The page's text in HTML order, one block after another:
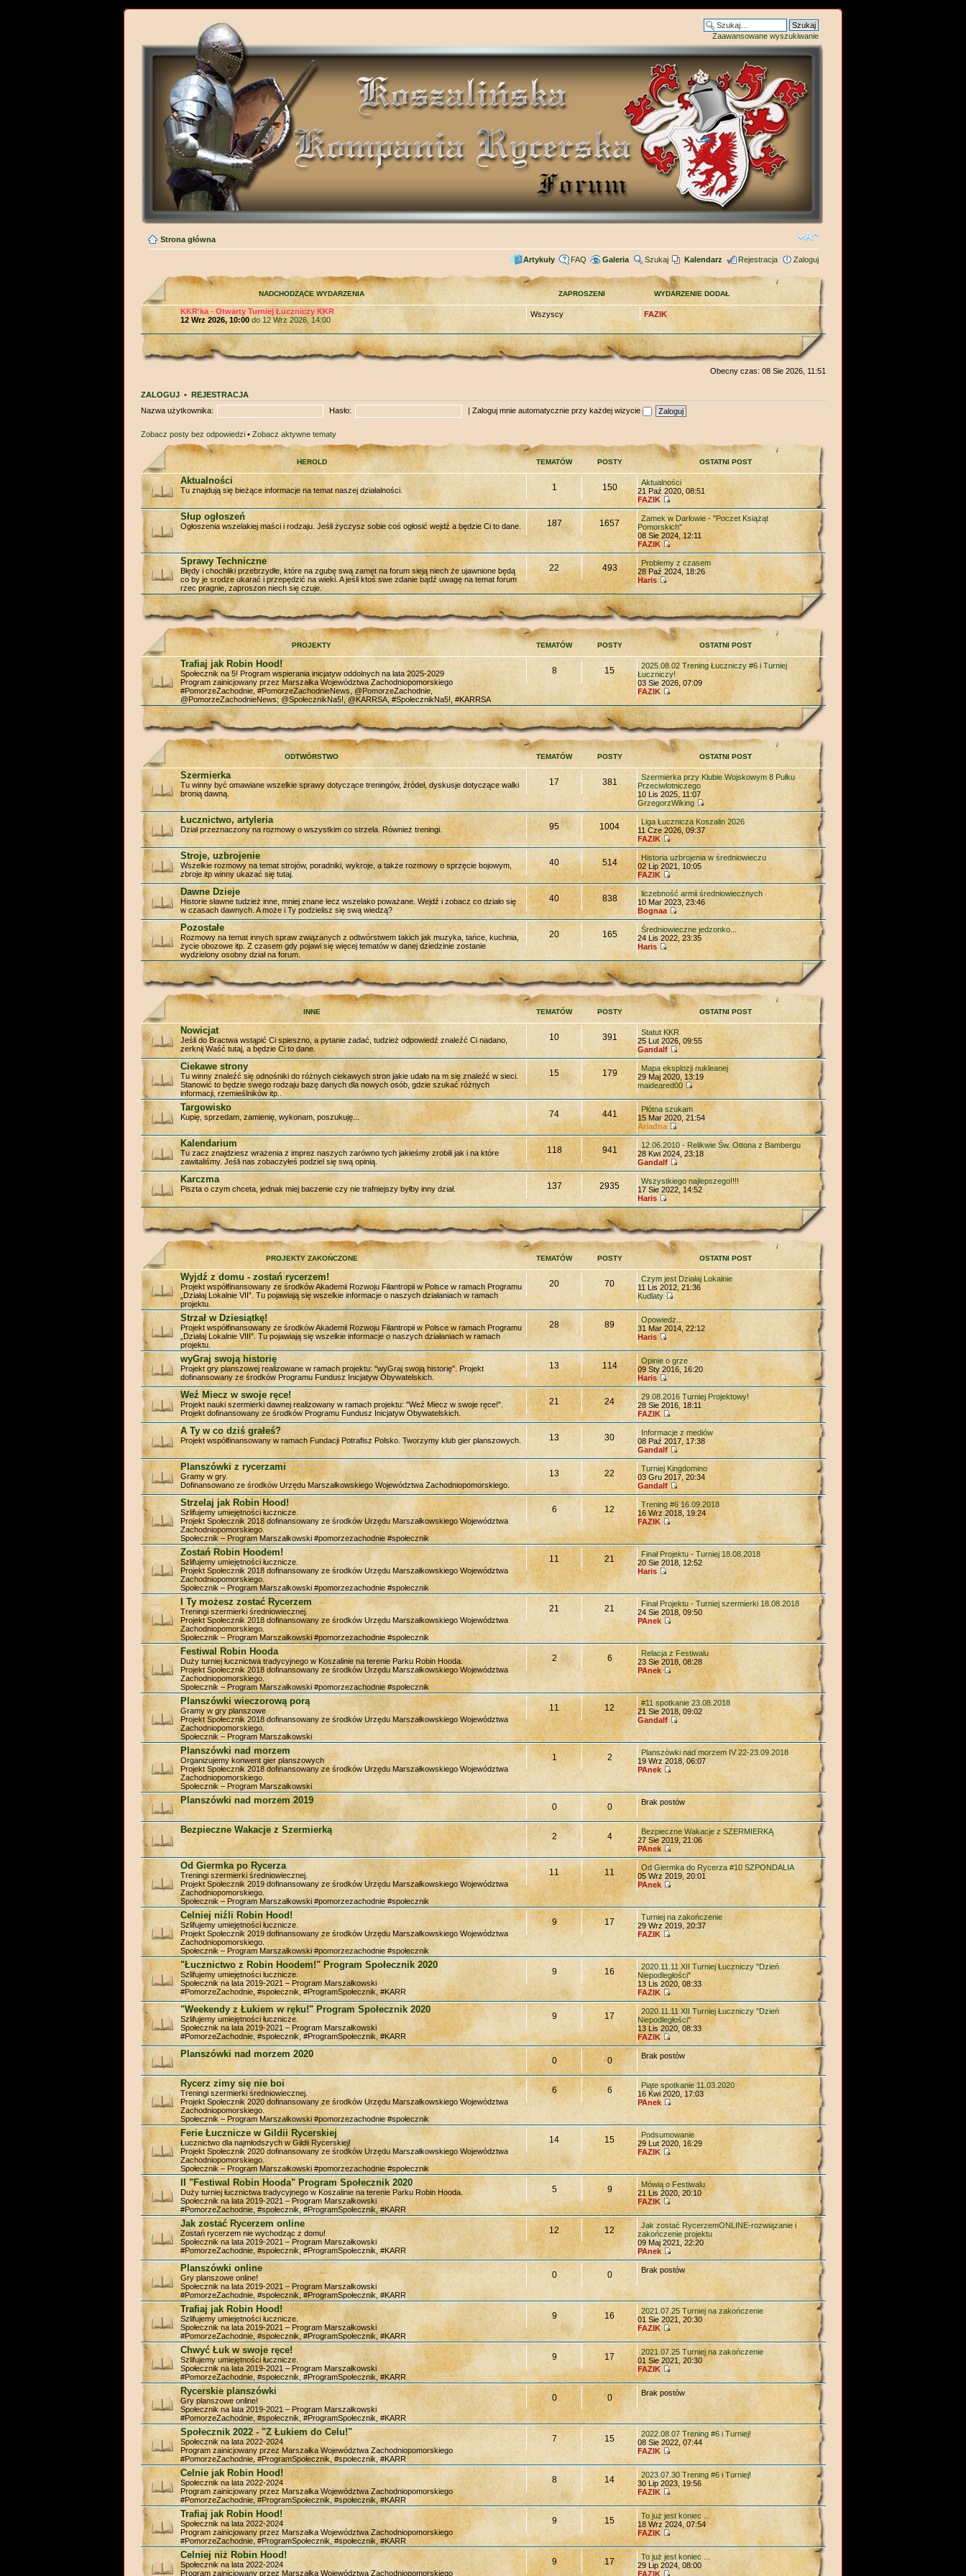
Zaawansowane wyszukiwanie
Strona główna
Artykuły FAQ Galeria Szukaj Kalendarz Rejestracja Zaloguj
NADCHODZĄCE WYDARZENIA ZAPROSZENI WYDARZENIE DODAŁ
KKR'ka - Otwarty Turniej Łuczniczy KKR
12 Wrz 2026, 10:00do 12 Wrz 2026, 14:00
Wszyscy FAZIK
Obecny czas: 08 Sie 2026, 11:51
ZALOGUJ• REJESTRACJA
Nazwa użytkownika:
Hasło: |Zaloguj mnie automatycznie przy każdej wizycie
Zobacz posty bez odpowiedzi• Zobacz aktywne tematy
HEROLD TEMATÓW POSTY OSTATNI POST
Aktualności
Tu znajdują się bieżące informacje na temat naszej działalności. 1 150
Aktualności
21 Paź 2020, 08:51
FAZIK
Słup ogłoszeń
Ogłoszenia wszelakiej maści i rodzaju. Jeśli życzysz sobie coś ogłosić wejdź a będzie Ci to dane. 187 1657
Zamek w Darłowie - "Poczet Książąt
Pomorskich"
08 Sie 2024, 12:11
FAZIK
Sprawy Techniczne
Błędy i chochliki przebrzydłe, które na zgubę swą zamęt na forum sieją niech że ujawnione będą
co by je srodze ukarać i przepędzić na wieki. A jeśli ktoś swe zdanie bądź uwagę na temat forum
rzec pragnie, zaproszon niech się czuje.
22 493
Problemy z czasem
28 Paź 2024, 18:26
Haris
PROJEKTY TEMATÓW POSTY OSTATNI POST
Trafiaj jak Robin Hood!
Społecznik na 5! Program wspierania inicjatyw oddolnych na lata 2025-2029
Program zainicjowany przez Marszałka Województwa Zachodniopomorskiego
#PomorzeZachodnie, #PomorzeZachodnieNews, @PomorzeZachodnie,
@PomorzeZachodnieNews; @SpołecznikNa5!, @KARRSA, #SpołecznikNa5!, #KARRSA
8 15
2025.08.02 Trening Łuczniczy #6 i Turniej
Łuczniczy!
03 Sie 2026, 07:09
FAZIK
ODTWÓRSTWO TEMATÓW POSTY OSTATNI POST
Szermierka
Tu winny być omawiane wszelkie sprawy dotyczące treningów, źródeł, dyskusje dotyczące walki
bronią dawną.
17 381
Szermierka przy Klubie Wojskowym 8 Pułku
Przeciwlotniczego
10 Lis 2025, 11:07
GrzegorzWiking
Łucznictwo, artyleria
Dział przeznaczony na rozmowy o wszystkim co strzela. Również treningi. 95 1004
Liga Łucznicza Koszalin 2026
11 Cze 2026, 09:37
FAZIK
Stroje, uzbrojenie
Wszelkie rozmowy na temat strojów, poradniki, wykroje, a także rozmowy o sprzęcie bojowym,
zbroje itp winny ukazać się tutaj.
40 514
Historia uzbrojenia w średniowieczu
02 Lip 2021, 10:05
FAZIK
Dawne Dzieje
Historie sławne tudzież inne, mniej znane lecz wszelako poważane. Wejdź i zobacz co działo się
w czasach dawnych. A może i Ty podzielisz się swą wiedzą?
40 838
liczebność armii średniowiecznych
10 Mar 2023, 23:46
Bognaa
Pozostałe
Rozmowy na temat innych spraw związanych z odtwórstwem takich jak muzyka, tańce, kuchnia,
życie obozowe itp. Z czasem gdy pojawi się więcej tematów w danej dziedzinie zostanie
wydzielony osobny dział na forum.
20 165
Średniowieczne jedzonko...
24 Lis 2022, 23:35
Haris
INNE TEMATÓW POSTY OSTATNI POST
Nowicjat
Jeśli do Bractwa wstąpić Ci spieszno, a pytanie zadać, tudzież odpowiedź znaleźć Ci nadano,
zerknij Waść tutaj, a będzie Ci to dane.
10 391
Statut KKR
25 Lut 2026, 09:55
Gandalf
Ciekawe strony
Tu winny znaleźć się odnośniki do różnych ciekawych stron jakie udało na m się znaleźć w sieci.
Stanowić to będzie swego rodzaju bazę danych dla nowych osób, gdzie szukać różnych
informacji, rzemieślników itp..
15 179
Mapa eksplozji nukleanej
29 Maj 2020, 13:19
maideared00
Targowisko
Kupię, sprzedam, zamienię, wykonam, poszukuję... 74 441
Płótna szukam
15 Mar 2020, 21:54
Ariadna
Kalendarium
Tu zacz znajdziesz wrażenia z imprez naszych zarówno tych jakieśmy zrobili jak i na które
zawitaliśmy. Jeśli nas zobaczyłeś podziel się swą opinią.
118 941
12.06.2010 - Relikwie Św. Ottona z Bambergu
28 Kwi 2024, 23:18
Gandalf
Karczma
Piszta o czym chceta, jednak miej baczenie czy nie trafniejszy byłby inny dział. 137 2935
Wszystkiego najlepszego!!!!
17 Sie 2022, 14:52
Haris
PROJEKTY ZAKOŃCZONE TEMATÓW POSTY OSTATNI POST
Wyjdź z domu - zostań rycerzem!
Projekt współfinansowany ze środków Akademii Rozwoju Filantropii w Polsce w ramach Programu
„Działaj Lokalnie VII”. Tu pojawiają się wszelkie informacje o naszych działaniach w ramach
projektu.
20 70
Czym jest Działaj Lokalnie
11 Lis 2012, 21:36
Kudlaty
Strzał w Dziesiątkę!
Projekt współfinansowany ze środków Akademii Rozwoju Filantropii w Polsce w ramach Programu
„Działaj Lokalnie VIII”. Tu pojawiają się wszelkie informacje o naszych działaniach w ramach
projektu.
28 89
Opowiedz...
31 Mar 2014, 22:12
Haris
wyGraj swoją historię
Projekt gry planszowej realizowane w ramach projektu: "wyGraj swoją historię". Projekt
dofinansowany ze środków Programu Fundusz Inicjatyw Obywatelskich.
13 114
Opinie o grze
09 Sty 2016, 16:20
Haris
Weź Miecz w swoje ręce!
Projekt nauki szermierki dawnej realizowany w ramach projektu: "Weź Miecz w swoje ręce!".
Projekt dofinansowany ze środków Programu Fundusz Inicjatyw Obywatelskich.
21 24
29.08.2016 Turniej Projektowy!
28 Sie 2016, 18:11
FAZIK
A Ty w co dziś grałeś?
Projekt współfinansowany w ramach Fundacji Potrafisz Polsko. Tworzymy klub gier planszowych. 13 30
Informacje z mediów
08 Paź 2017, 17:38
Gandalf
Planszówki z rycerzami
Gramy w gry.
Dofinansowano ze środków Urzędu Marszałkowskiego Województwa Zachodniopomorskiego.
13 22
Turniej Kingdomino
03 Gru 2017, 20:34
Gandalf
Strzelaj jak Robin Hood!
Szlifujemy umiejętności łucznicze.
Projekt Społecznik 2018 dofinansowany ze środków Urzędu Marszałkowskiego Województwa
Zachodniopomorskiego.
Społecznik – Program Marszałkowski #pomorzezachodnie #społecznik
6 12
Trening #6 16.09.2018
16 Wrz 2018, 19:24
FAZIK
Zostań Robin Hoodem!
Szlifujemy umiejętności łucznicze.
Projekt Społecznik 2018 dofinansowany ze środków Urzędu Marszałkowskiego Województwa
Zachodniopomorskiego.
Społecznik – Program Marszałkowski #pomorzezachodnie #społecznik
11 21
Finał Projektu - Turniej 18.08.2018
20 Sie 2018, 12:52
Haris
I Ty możesz zostać Rycerzem
Treningi szermierki średniowiecznej.
Projekt Społecznik 2018 dofinansowany ze środków Urzędu Marszałkowskiego Województwa
Zachodniopomorskiego.
Społecznik – Program Marszałkowski #pomorzezachodnie #społecznik
21 21
Finał Projektu - Turniej szermierki 18.08.2018
24 Sie 2018, 09:50
PAnek
Festiwal Robin Hooda
Duży turniej łucznictwa tradycyjnego w Koszalinie na terenie Parku Robin Hooda.
Projekt Społecznik 2018 dofinansowany ze środków Urzędu Marszałkowskiego Województwa
Zachodniopomorskiego.
Społecznik – Program Marszałkowski #pomorzezachodnie #społecznik
2 6
Relacja z Festiwalu
23 Sie 2018, 08:28
PAnek
Planszówki wieczorową porą
Gramy w gry planszowe
Projekt Społecznik 2018 dofinansowany ze środków Urzędu Marszałkowskiego Województwa
Zachodniopomorskiego.
Społecznik – Program Marszałkowski
11 12
#11 spotkanie 23.08.2018
21 Sie 2018, 09:02
Gandalf
Planszówki nad morzem
Organizujemy konwent gier planszowych
Projekt Społecznik 2018 dofinansowany ze środków Urzędu Marszałkowskiego Województwa
Zachodniopomorskiego.
Społecznik – Program Marszałkowski
1 2
Planszówki nad morzem IV 22-23.09.2018
19 Wrz 2018, 06:07
PAnek
Planszówki nad morzem 2019
0 0 Brak postów
Bezpieczne Wakacje z Szermierką
2 4
Bezpieczne Wakacje z SZERMIERKĄ
27 Sie 2019, 21:06
PAnek
Od Giermka po Rycerza
Treningi szermierki średniowiecznej.
Projekt Społecznik 2019 dofinansowany ze środków Urzędu Marszałkowskiego Województwa
Zachodniopomorskiego.
Społecznik – Program Marszałkowski #pomorzezachodnie #społecznik
11 11
Od Giermka do Rycerza #10 SZPONDALIA
05 Wrz 2019, 20:01
PAnek
Celniej niźli Robin Hood!
Szlifujemy umiejętności łucznicze.
Projekt Społecznik 2019 dofinansowany ze środków Urzędu Marszałkowskiego Województwa
Zachodniopomorskiego.
Społecznik – Program Marszałkowski #pomorzezachodnie #społecznik
9 17
Turniej na zakończenie
29 Wrz 2019, 20:37
FAZIK
"Łucznictwo z Robin Hoodem!" Program Społecznik 2020
Szlifujemy umiejętności łucznicze.
Społecznik na lata 2019-2021 – Program Marszałkowski
#PomorzeZachodnie, #społecznik, #ProgramSpołecznik, #KARR
9 16
2020.11.11 XII Turniej Łuczniczy "Dzień
Niepodległości"
13 Lis 2020, 08:33
FAZIK
"Weekendy z Łukiem w ręku!" Program Społecznik 2020
Szlifujemy umiejętności łucznicze.
Społecznik na lata 2019-2021 – Program Marszałkowski
#PomorzeZachodnie, #społecznik, #ProgramSpołecznik, #KARR
9 17
2020.11.11 XII Turniej Łuczniczy "Dzień
Niepodległości"
13 Lis 2020, 08:33
FAZIK
Planszówki nad morzem 2020
0 0 Brak postów
Rycerz zimy się nie boi
Treningi szermierki średniowiecznej.
Projekt Społecznik 2020 dofinansowany ze środków Urzędu Marszałkowskiego Województwa
Zachodniopomorskiego.
Społecznik – Program Marszałkowski #pomorzezachodnie #społecznik
6 6
Piąte spotkanie 11.03.2020
16 Kwi 2020, 17:03
PAnek
Ferie Łucznicze w Gildii Rycerskiej
Łucznictwo dla najmłodszych w Gildii Rycerskiej!
Projekt Społecznik 2020 dofinansowany ze środków Urzędu Marszałkowskiego Województwa
Zachodniopomorskiego.
Społecznik – Program Marszałkowski #pomorzezachodnie #społecznik
14 15
Podsumowanie
29 Lut 2020, 16:29
FAZIK
II "Festiwal Robin Hooda" Program Społecznik 2020
Duży turniej łucznictwa tradycyjnego w Koszalinie na terenie Parku Robin Hooda.
Społecznik na lata 2019-2021 – Program Marszałkowski
#PomorzeZachodnie, #społecznik, #ProgramSpołecznik, #KARR
5 9
Mówią o Festiwalu
21 Lis 2020, 20:10
FAZIK
Jak zostać Rycerzem online
Zostań rycerzem nie wychodząc z domu!
Społecznik na lata 2019-2021 – Program Marszałkowski
#PomorzeZachodnie, #społecznik, #ProgramSpołecznik, #KARR
12 12
Jak zostać RycerzemONLINE-rozwiązanie i
zakończenie projektu
09 Maj 2021, 22:20
PAnek
Planszówki online
Gry planszowe online!
Społecznik na lata 2019-2021 – Program Marszałkowski
#PomorzeZachodnie, #społecznik, #ProgramSpołecznik, #KARR
0 0 Brak postów
Trafiaj jak Robin Hood!
Szlifujemy umiejętności łucznicze.
Społecznik na lata 2019-2021 – Program Marszałkowski
#PomorzeZachodnie, #społecznik, #ProgramSpołecznik, #KARR
9 16
2021.07.25 Turniej na zakończenie
01 Sie 2021, 20:30
FAZIK
Chwyć Łuk w swoje ręce!
Szlifujemy umiejętności łucznicze.
Społecznik na lata 2019-2021 – Program Marszałkowski
#PomorzeZachodnie, #społecznik, #ProgramSpołecznik, #KARR
9 17
2021.07.25 Turniej na zakończenie
01 Sie 2021, 20:30
FAZIK
Rycerskie planszówki
Gry planszowe online!
Społecznik na lata 2019-2021 – Program Marszałkowski
#PomorzeZachodnie, #społecznik, #ProgramSpołecznik, #KARR
0 0 Brak postów
Społecznik 2022 - "Z Łukiem do Celu!"
Społecznik na lata 2022-2024
Program zainicjowany przez Marszałka Województwa Zachodniopomorskiego
#PomorzeZachodnie, #ProgramSpołecznik, #społecznik, #KARR
7 15
2022.08.07 Trening #6 i Turniej!
08 Sie 2022, 07:44
FAZIK
Celnie jak Robin Hood!
Społecznik na lata 2022-2024
Program zainicjowany przez Marszałka Województwa Zachodniopomorskiego
#PomorzeZachodnie, #ProgramSpołecznik, #społecznik, #KARR
8 14
2023.07.30 Trening #6 i Turniej!
30 Lip 2023, 19:56
FAZIK
Trafiaj jak Robin Hood!
Społecznik na lata 2022-2024
Program zainicjowany przez Marszałka Województwa Zachodniopomorskiego
#PomorzeZachodnie, #ProgramSpołecznik, #społecznik, #KARR
9 15
To już jest koniec ...
18 Wrz 2024, 07:54
FAZIK
Celniej niż Robin Hood!
Społecznik na lata 2022-2024
Program zainicjowany przez Marszałka Województwa Zachodniopomorskiego
9 17
To już jest koniec ...
29 Lip 2024, 08:00
FAZIK